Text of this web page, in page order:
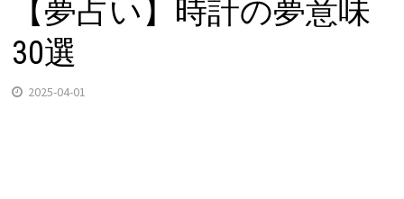
【夢占い】時計の夢意味
30選
2025-04-01